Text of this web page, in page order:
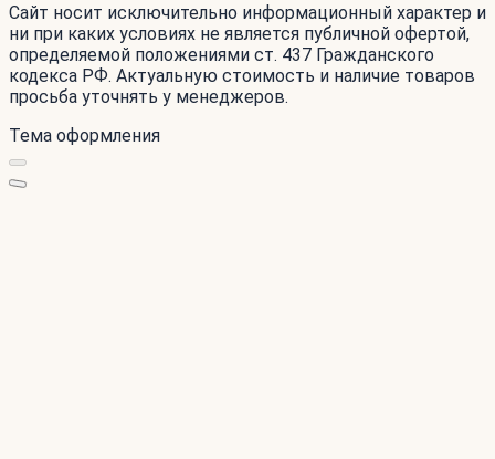
Сайт носит исключительно информационный характер и
ни при каких условиях не является публичной офертой,
определяемой положениями ст. 437 Гражданского
кодекса РФ. Актуальную стоимость и наличие товаров
просьба уточнять у менеджеров.
Тема оформления